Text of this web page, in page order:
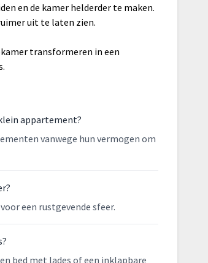
en de kamer helderder te maken.
uit te laten zien.
transformeren in een
appartement?
vanwege hun vermogen om
een rustgevende sfeer.
bed met lades of een inklapbare